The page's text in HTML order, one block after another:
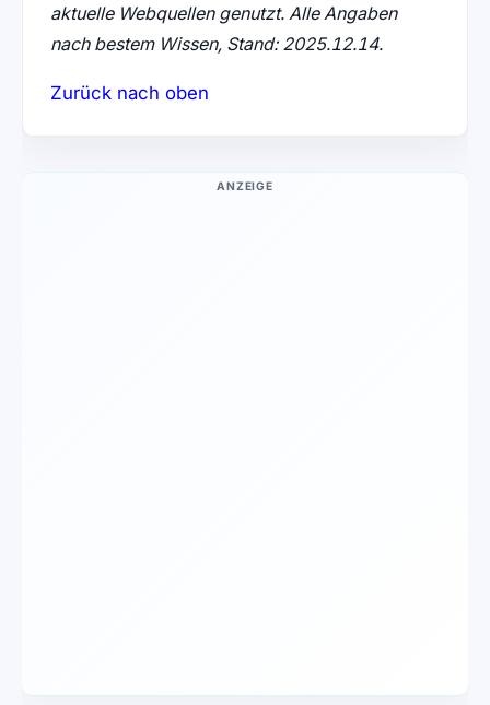
aktuelle Webquellen genutzt. Alle Angaben
nach bestem Wissen, Stand: 2025.12.14.
Zurück nach oben
ANZEIGE